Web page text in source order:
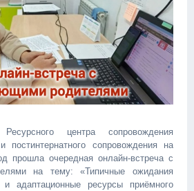
центра сопровождения
сопровождения на
прошла очередная онлайн-встреча с
на тему: «Типичные ожидания
адаптационные ресурсы приёмного